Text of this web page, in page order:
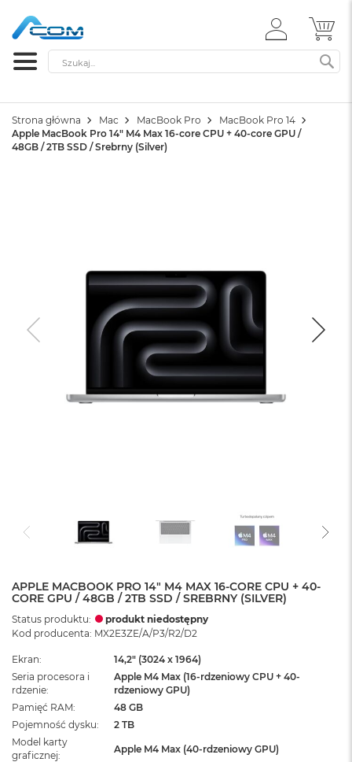
ZALOGUJ
SIĘ
Szukaj
Strona główna Mac MacBook Pro
MacBook Pro 14
Apple MacBook Pro 14" M4 Max 16-core CPU + 40-core GPU /
48GB / 2TB SSD / Srebrny (Silver)
APPLE MACBOOK PRO 14" M4 MAX 16-CORE CPU + 40-
CORE GPU / 48GB / 2TB SSD / SREBRNY (SILVER)
Status produktu:
produkt niedostępny
Kod producenta: MX2E3ZE/A/P3/R2/D2
Ekran
14,2" (3024 x 1964)
Seria procesora i
rdzenie
Apple M4 Max (16-rdzeniowy CPU + 40-
rdzeniowy GPU)
Pamięć RAM
48 GB
Pojemność dysku
2 TB
Model karty
graficznej
Apple M4 Max (40-rdzeniowy GPU)